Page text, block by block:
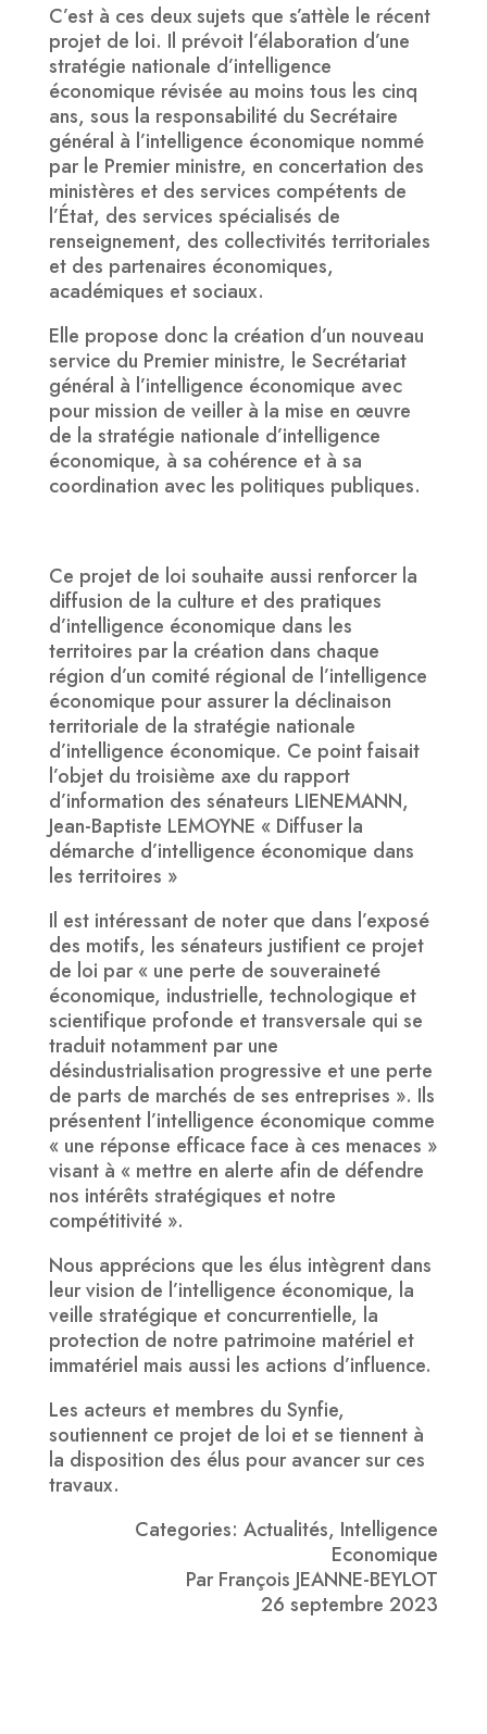
C’est à ces deux sujets que s’attèle le récent
projet de loi. Il prévoit l’élaboration d’une
stratégie nationale d’intelligence
économique révisée au moins tous les cinq
ans, sous la responsabilité du Secrétaire
général à l’intelligence économique nommé
par le Premier ministre, en concertation des
ministères et des services compétents de
l’État, des services spécialisés de
renseignement, des collectivités territoriales
et des partenaires économiques,
académiques et sociaux.
Elle propose donc la création d’un nouveau
service du Premier ministre, le Secrétariat
général à l’intelligence économique avec
pour mission de veiller à la mise en œuvre
de la stratégie nationale d’intelligence
économique, à sa cohérence et à sa
coordination avec les politiques publiques.
Ce projet de loi souhaite aussi renforcer la
diffusion de la culture et des pratiques
d’intelligence économique dans les
territoires par la création dans chaque
région d’un comité régional de l’intelligence
économique pour assurer la déclinaison
territoriale de la stratégie nationale
d’intelligence économique. Ce point faisait
l’objet du troisième axe du rapport
d’information des sénateurs LIENEMANN,
Jean-Baptiste LEMOYNE « Diffuser la
démarche d’intelligence économique dans
les territoires »
Il est intéressant de noter que dans l’exposé
des motifs, les sénateurs justifient ce projet
de loi par « une perte de souveraineté
économique, industrielle, technologique et
scientifique profonde et transversale qui se
traduit notamment par une
désindustrialisation progressive et une perte
de parts de marchés de ses entreprises ». Ils
présentent l’intelligence économique comme
« une réponse efficace face à ces menaces »
visant à « mettre en alerte afin de défendre
nos intérêts stratégiques et notre
compétitivité ».
Nous apprécions que les élus intègrent dans
leur vision de l’intelligence économique, la
veille stratégique et concurrentielle, la
protection de notre patrimoine matériel et
immatériel mais aussi les actions d’influence.
Les acteurs et membres du Synfie,
soutiennent ce projet de loi et se tiennent à
la disposition des élus pour avancer sur ces
travaux.
Categories: Actualités, Intelligence
Economique
Par François JEANNE-BEYLOT
26 septembre 2023